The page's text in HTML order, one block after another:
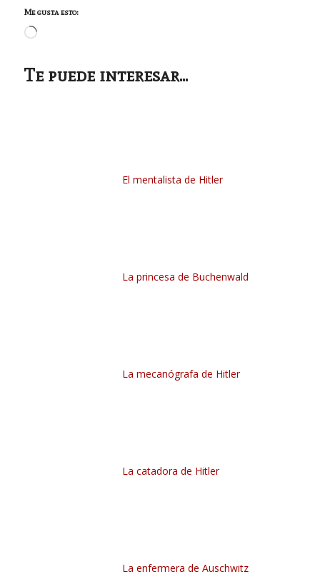
Me gusta esto:
Cargando...
Te puede interesar...
El mentalista de Hitler
La princesa de Buchenwald
La mecanógrafa de Hitler
La catadora de Hitler
La enfermera de Auschwitz